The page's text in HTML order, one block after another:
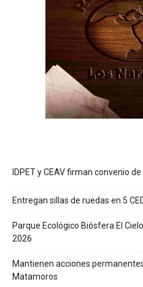
IDPET y CEAV firman convenio
Entregan sillas de ruedas en 5
Parque Ecológico Biósfera El
2026
Mantienen acciones
Matamoros